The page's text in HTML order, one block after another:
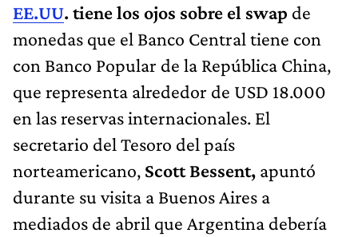
EE.UU. tiene los ojos sobre el swap de
monedas que el Banco Central tiene con
con Banco Popular de la República China,
que representa alrededor de USD 18.000
en las reservas internacionales. El
secretario del Tesoro del país
norteamericano, Scott Bessent, apuntó
durante su visita a Buenos Aires a
mediados de abril que Argentina debería